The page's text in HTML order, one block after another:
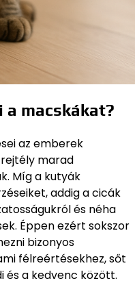
a macskákat?
az emberek
marad
Míg a kutyák
addig a cicák
és néha
Éppen ezért sokszor
bizonyos
félreértésekhez, sőt
és a kedvenc között.